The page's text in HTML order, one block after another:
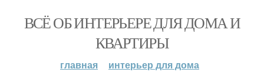
ВСЁ ОБ ИНТЕРЬЕРЕ ДЛЯ ДОМА И
КВАРТИРЫ
главная
интерьер для дома